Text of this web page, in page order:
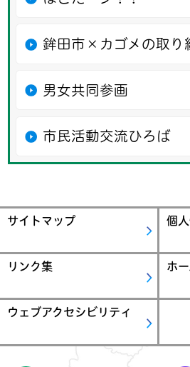
鉾田市×カゴメの取り
男女共同参画
市民活動交流ひろば
サイトマップ 個
リンク集 ホ
ウェブアクセシビリティ